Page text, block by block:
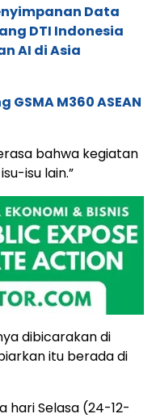
Data
DTI Indonesia
AI di Asia
M360 ASEAN
bahwa kegiatan
isu lain.”
dibicarakan di
itu berada di
hari Selasa (24-12-